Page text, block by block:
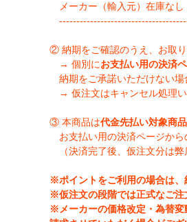
メーカー（輸入元）在庫なし
② 納期をご確認のうえ、お取
→ 個別にお支払い用の決済
納期をご承諾いただけない場
→ 仮注文はキャンセル処理い
③ 本商品は代金先払い対象商品
お支払い用の決済ページから
（決済完了後、仮注文分は弊
※ポイントをご利用の場合は、
※仮注文の段階では正式なご注
※メーカーの価格改定・為替変